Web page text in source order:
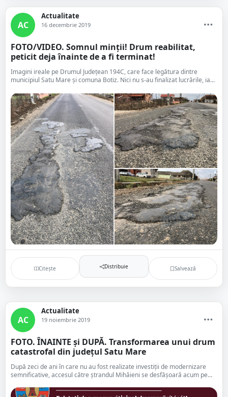
AC
Actualitate
16 decembrie 2019
FOTO/VIDEO. Somnul minții! Drum reabilitat,
peticit deja înainte de a fi terminat!
Imagini ireale pe Drumul Județean 194C, care face legătura dintre
municipiul Satu Mare și comuna Botiz. Nici nu s-au finalizat lucrările, ia...
Citește Distribuie Salvează
AC
Actualitate
19 noiembrie 2019
FOTO. ÎNAINTE și DUPĂ. Transformarea unui drum
catastrofal din județul Satu Mare
După zeci de ani în care nu au fost realizate investiții de modernizare
semnificative, accesul către ștrandul Mihăieni se desfășoară acum pe...